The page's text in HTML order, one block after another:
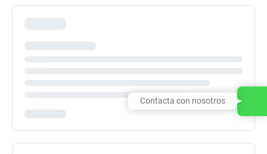
Contacta con nosotros